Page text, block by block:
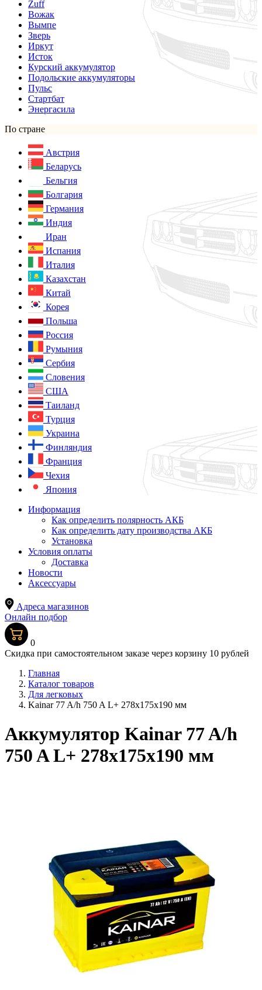
Zuff
Вожак
Вымпе
Зверь
Иркут
Исток
Курский аккумулятор
Подольские аккумуляторы
Пульс
Стартбат
Энергасила
По стране
Австрия
Беларусь
Бельгия
Болгария
Германия
Индия
Иран
Испания
Италия
Казахстан
Китай
Корея
Польша
Россия
Румыния
Сербия
Словения
США
Таиланд
Турция
Украина
Финляндия
Франция
Чехия
Япония
Информация
Как определить полярность АКБ
Как определить дату производства АКБ
Установка
Условия оплаты
Доставка
Новости
Аксессуары
Адреса магазинов
Онлайн подбор
0
Скидка при самостоятельном заказе через корзину 10 рублей
Главная
Каталог товаров
Для легковых
Kainar 77 A/h 750 A L+ 278x175x190 мм
Аккумулятор Kainar 77 A/h
750 A L+ 278x175x190 мм